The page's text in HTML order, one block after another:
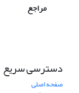
مراجع
دسترسی سریع
صفحه اصلی